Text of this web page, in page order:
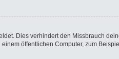
Dies verhindert den Missbrauch
öffentlichen Computer, zum